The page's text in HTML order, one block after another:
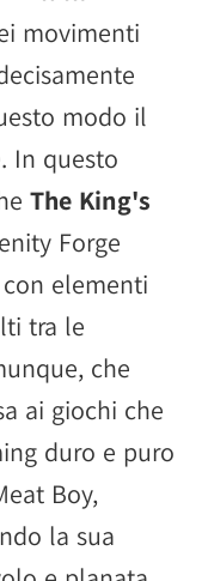
movimenti
modo il
In questo
The King's
Forge
elementi
tra le
che
ai giochi che
duro e puro
Boy,
la sua